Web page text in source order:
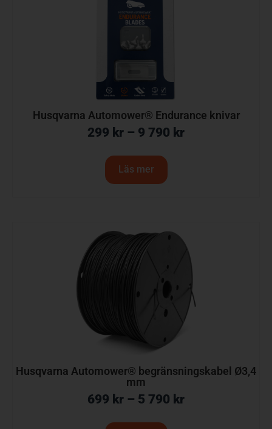
Husqvarna Automower® Endurance knivar
299 kr – 9 790 kr
Läs mer
Husqvarna Automower® begränsningskabel Ø3,4
mm
699 kr – 5 790 kr